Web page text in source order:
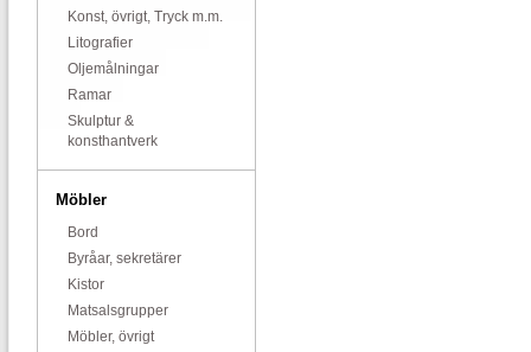
Konst, övrigt, Tryck m.m.
Litografier
Oljemålningar
Ramar
Skulptur &
konsthantverk
Möbler
Bord
Byråar, sekretärer
Kistor
Matsalsgrupper
Möbler, övrigt